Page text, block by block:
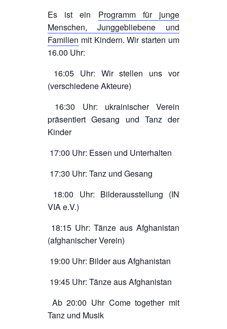
Es ist ein Programm für junge
Menschen, Junggebliebene und
Familien mit Kindern. Wir starten um
16.00 Uhr:
16:05 Uhr: Wir stellen uns vor
(verschiedene Akteure)
16:30 Uhr: ukrainischer Verein
präsentiert Gesang und Tanz der
Kinder
17:00 Uhr: Essen und Unterhalten
17:30 Uhr: Tanz und Gesang
18:00 Uhr: Bilderausstellung (IN
VIA e.V.)
18:15 Uhr: Tänze aus Afghanistan
(afghanischer Verein)
19:00 Uhr: Bilder aus Afghanistan
19:45 Uhr: Tänze aus Afghanistan
Ab 20:00 Uhr Come together mit
Tanz und Musik